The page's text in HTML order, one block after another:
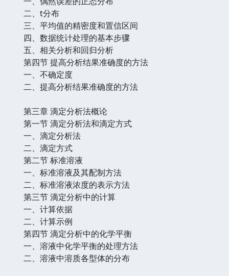
二、t分布
三、平均值的精密度和置信区间
四、数据统计处理的基本步骤
五、相关分析和回归分析
第四节 提高分析结果准确度的方法
一、不确定度
二、提高分析结果准确度的方法
第三章 滴定分析法概论
第一节 滴定分析法和滴定方式
一、滴定分析法
二、滴定方式
第二节 标准溶液
一、标准溶液及其配制方法
二、标准溶液浓度的表示方法
第三节 滴定分析中的计算
一、计算依据
二、计算示例
第四节 滴定分析中的化学平衡
一、溶液中化学平衡的处理方法
二、溶液中溶质各型体的分布